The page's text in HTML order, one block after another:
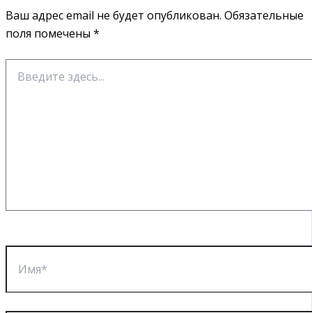
Ваш адрес email не будет опубликован. Обязательные
поля помечены *
здесь...